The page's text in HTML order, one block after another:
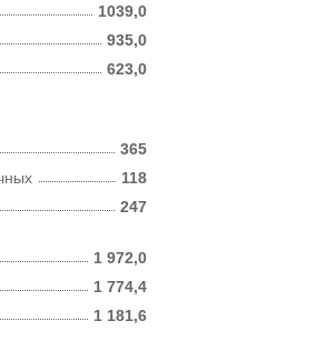
1039,0
935,0
623,0
365
247
118
1 972,0
1 774,4
1 181,6